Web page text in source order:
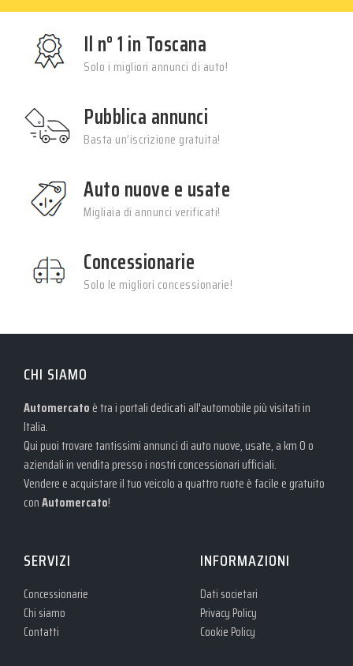
Il n° 1 in Toscana
Solo i migliori annunci di auto!
Pubblica annunci
Basta un’iscrizione gratuita!
Auto nuove e usate
Migliaia di annunci verificati!
Concessionarie
Solo le migliori concessionarie!
CHI SIAMO
Automercato è tra i portali dedicati all'automobile più visitati in
Italia.
Qui puoi trovare tantissimi annunci di auto nuove, usate, a km 0 o
aziendali in vendita presso i nostri concessionari ufficiali.
Vendere e acquistare il tuo veicolo a quattro ruote è facile e gratuito
conAutomercato!
SERVIZI
Concessionarie
Chi siamo
Contatti
INFORMAZIONI
Dati societari
Privacy Policy
Cookie Policy